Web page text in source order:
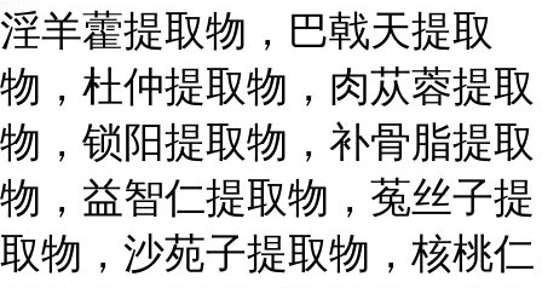
淫羊藿提取物，巴戟天提取
物，杜仲提取物，肉苁蓉提取
物，锁阳提取物，补骨脂提取
物，益智仁提取物，菟丝子提
取物，沙苑子提取物，核桃仁